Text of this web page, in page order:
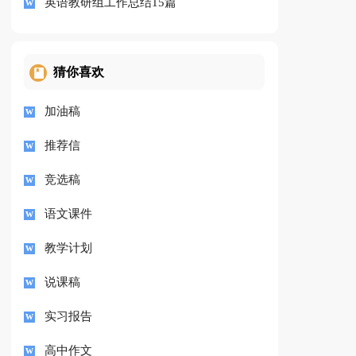
猜你喜欢
加油稿
推荐信
竞选稿
语文课件
教学计划
说课稿
实习报告
高中作文